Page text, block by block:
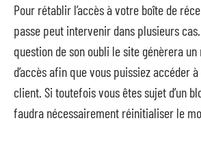
Pour rétablir l’accès à votre boîte de
passe peut intervenir dans plusieurs
question de son oubli le site génèrera un
d’accès afin que vous puissiez accéder
client. Si toutefois vous êtes sujet d’un
faudra nécessairement réinitialiser le